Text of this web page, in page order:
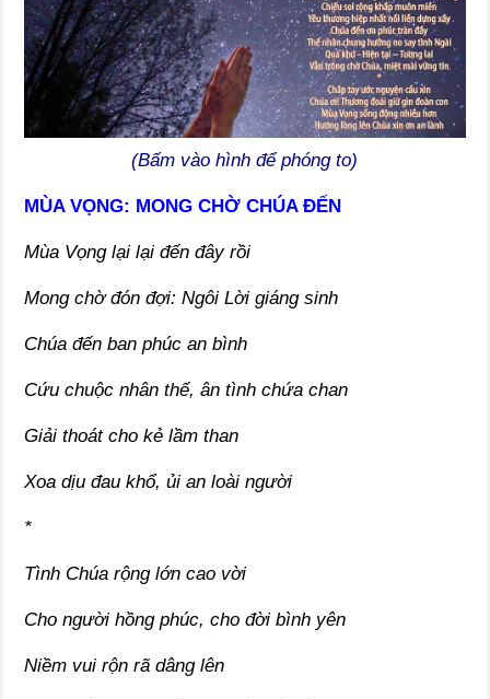
(Bấm vào hình để phóng to)
MÙA VỌNG: MONG CHỜ CHÚA ĐẾN
Mùa Vọng lại lại đến đây rồi
Mong chờ đón đợi: Ngôi Lời giáng sinh
Chúa đến ban phúc an bình
Cứu chuộc nhân thế, ân tình chứa chan
Giải thoát cho kẻ lầm than
Xoa dịu đau khổ, ủi an loài người
*
Tình Chúa rộng lớn cao vời
Cho người hồng phúc, cho đời bình yên
Niềm vui rộn rã dâng lên